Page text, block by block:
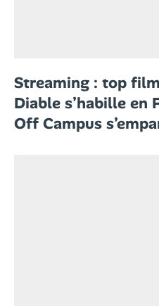
Streaming : top
Diable s’habille
Off Campus